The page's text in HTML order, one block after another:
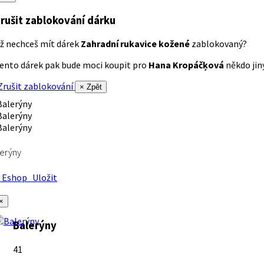
zablokování dárku
nechceš mít dárek Zahradní rukavice kožené zablokovaný?
dárek pak bude moci koupit pro Hana Kropáčķová někdo
zablokování
× Zpět
Uložit
Balerýny
41